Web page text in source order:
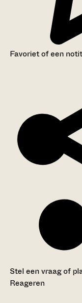
Favoriet of een
Stel een vraag of
Reageren